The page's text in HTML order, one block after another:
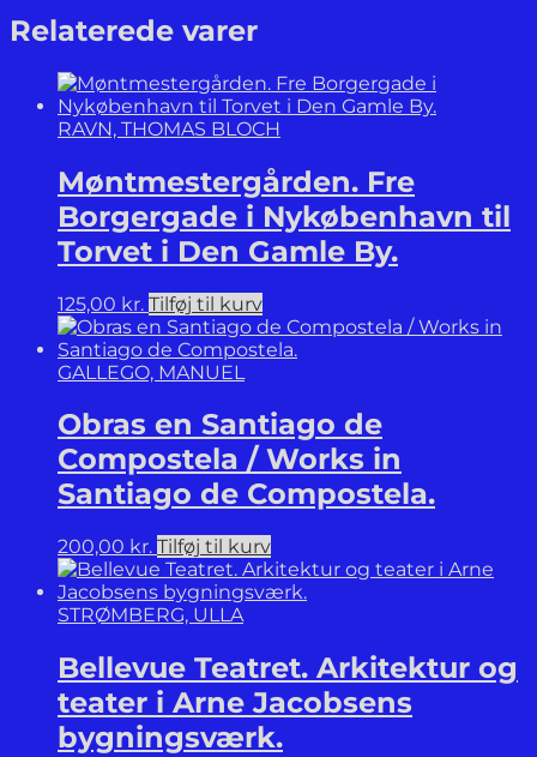
År
1000-
Relaterede varer
RAVN, THOMAS BLOCH
Møntmestergården. Fre
Borgergade i Nykøbenhavn til
Torvet i Den Gamle By.
125,00 kr. Tilføj til kurv
GALLEGO, MANUEL
Obras en Santiago de
Compostela / Works in
Santiago de Compostela.
200,00 kr. Tilføj til kurv
STRØMBERG, ULLA
Bellevue Teatret. Arkitektur og
teater i Arne Jacobsens
bygningsværk.